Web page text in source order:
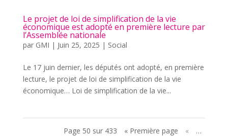
Le projet de loi de simplification de la vie
économique est adopté en première lecture par
l’Assemblée nationale
par GMI | Juin 25, 2025 | Social
Le 17 juin dernier, les députés ont adopté, en première
lecture, le projet de loi de simplification de la vie
économique… Loi de simplification de la vie...
Page 50 sur 433 « Première page «
…